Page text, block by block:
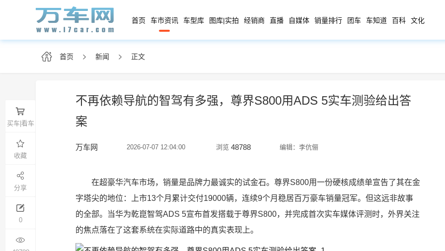
首页 车市资讯 车型库 图库|实拍 经销商 直播 自媒体 销量排行 团车 车知道 百科 文化
首页 新闻 正文
不再依赖导航的智驾有多强，尊界S800用ADS 5实车测验给出答
案
万车网 2026-07-07 12:04:00 浏览 48788 编辑：李伉俪
买车|看车
收藏
分享
0
在超豪华汽车市场，销量是品牌力最诚实的试金石。尊界S800用一份硬核成绩单宣告了其在金
字塔尖的地位：上市13个月累计交付19000辆，连续9个月稳居百万豪车销量冠军。但这远非故事
的全部。当华为乾崑智驾ADS 5宣布首发搭载于尊界S800，并完成首次实车媒体评测时，外界关注
的焦点落在了这套系统在实际道路中的真实表现上。